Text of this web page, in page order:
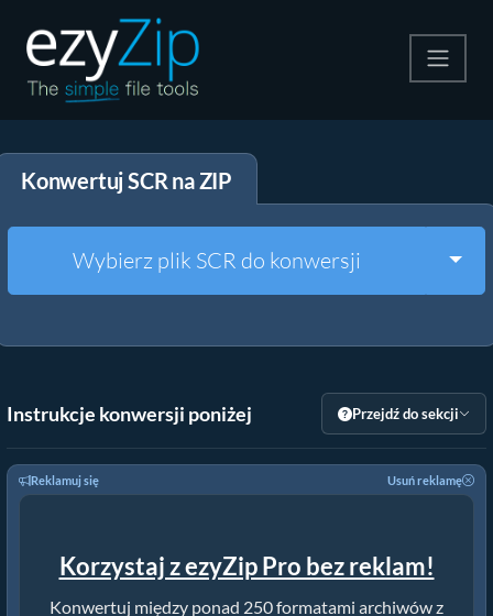
Rozpakuj
Inne narzędzia
Konwertuj SCR na ZIP
Wybierz plik SCR do konwersji
Instrukcje konwersji poniżej Przejdź do sekcji
Reklamuj się Usuń reklamę
Korzystaj z ezyZip Pro bez reklam!
Konwertuj między ponad 250 formatami archiwów z